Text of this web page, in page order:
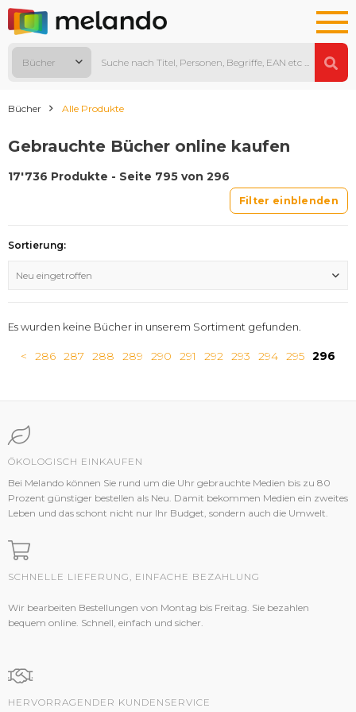
Bücher
Bücher Alle Produkte
Gebrauchte Bücher online kaufen
17'736 Produkte - Seite 795 von 296
Filter einblenden
Sortierung:
Neu eingetroffen
Es wurden keine Bücher in unserem Sortiment gefunden.
< 286 287 288 289 290 291 292 293 294 295 296
ÖKOLOGISCH EINKAUFEN
Bei Melando können Sie rund um die Uhr gebrauchte Medien bis zu 80
Prozent günstiger bestellen als Neu. Damit bekommen Medien ein zweites
Leben und das schont nicht nur Ihr Budget, sondern auch die Umwelt.
SCHNELLE LIEFERUNG, EINFACHE BEZAHLUNG
Wir bearbeiten Bestellungen von Montag bis Freitag. Sie bezahlen
bequem online. Schnell, einfach und sicher.
HERVORRAGENDER KUNDENSERVICE